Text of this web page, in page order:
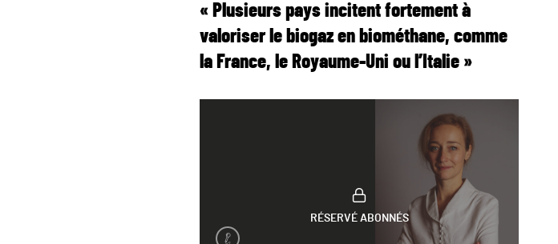
« Plusieurs pays incitent fortement à
valoriser le biogaz en biométhane, comme
la France, le Royaume-Uni ou l’Italie »
RÉSERVÉ ABONNÉS